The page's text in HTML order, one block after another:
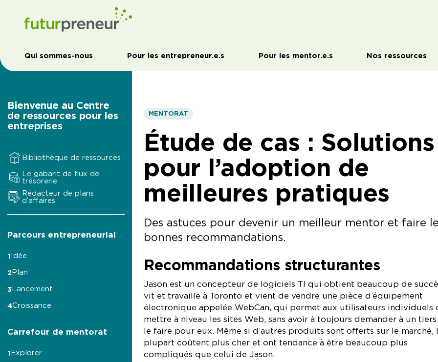
Qui sommes-nous Pour les entrepreneur.e.s Pour les mentor.e.s Nos ressources
Bienvenue au Centre
de ressources pour les
entreprises
Bibliothèque de ressources
Le gabarit de flux de
trésorerie
Rédacteur de plans
d’affaires
Parcours entrepreneurial
1 Idée
2Plan
3Lancement
4Croissance
Carrefour de mentorat
1 Explorer
MENTORAT
Étude de cas : Solutions
pour l’adoption de
meilleures pratiques
Des astuces pour devenir un meilleur mentor et faire
bonnes recommandations.
Recommandations structurantes
Jason est un concepteur de logiciels TI qui obtient beaucoup de
vit et travaille à Toronto et vient de vendre une pièce d’équipement
électronique appelée WebCan, qui permet aux utilisateurs individuels
mettre à niveau les sites Web, sans avoir à toujours demander à un
le faire pour eux. Même si d’autres produits sont offerts sur le marché,
plupart coûtent plus cher et ont tendance à être beaucoup plus
compliqués que celui de Jason.